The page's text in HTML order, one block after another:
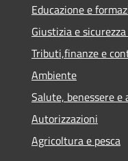
Educazione e
Giustizia e
Tributi,finanze e
Ambiente
Salute, benessere e
Autorizzazioni
Agricoltura e pesca